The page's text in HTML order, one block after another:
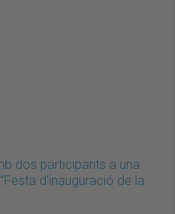
dos participants a una
d'inauguració de la